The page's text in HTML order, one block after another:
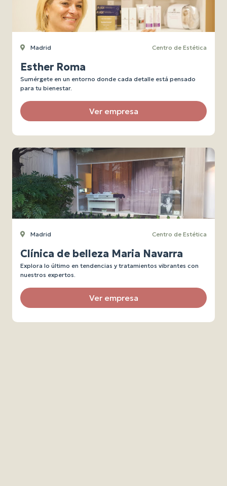
Madrid Centro de Estética
Esther Roma
Sumérgete en un entorno donde cada detalle está pensado
para tu bienestar.
Ver empresa
Madrid Centro de Estética
Clínica de belleza Maria Navarra
Explora lo último en tendencias y tratamientos vibrantes con
nuestros expertos.
Ver empresa